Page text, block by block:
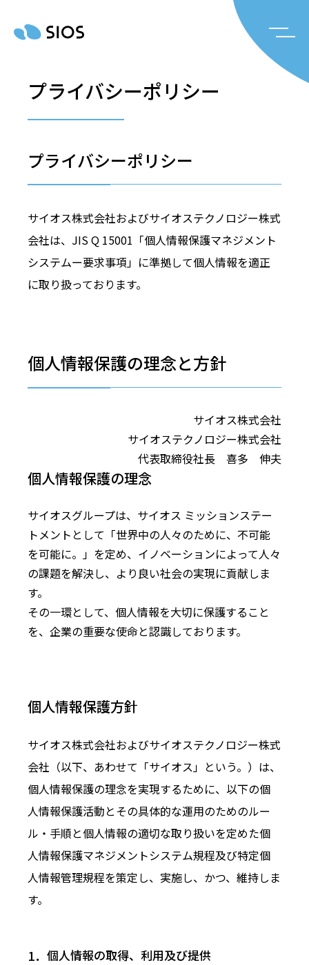
プライバシーポリシー
プライバシーポリシー
サイオス株式会社およびサイオステクノロジー株式
会社は、JIS Q 15001「個人情報保護マネジメント
システムー要求事項」に準拠して個人情報を適正
に取り扱っております。
個人情報保護の理念と方針
サイオス株式会社
サイオステクノロジー株式会社
代表取締役社長 喜多 伸夫
個人情報保護の理念
サイオスグループは、サイオス ミッションステー
トメントとして「世界中の人々のために、不可能
を可能に。」を定め、イノベーションによって人々
の課題を解決し、より良い社会の実現に貢献しま
す。
その一環として、個人情報を大切に保護すること
を、企業の重要な使命と認識しております。
個人情報保護方針
サイオス株式会社およびサイオステクノロジー株式
会社（以下、あわせて「サイオス」という。）は、
個人情報保護の理念を実現するために、以下の個
人情報保護活動とその具体的な運用のためのルー
ル・手順と個人情報の適切な取り扱いを定めた個
人情報保護マネジメントシステム規程及び特定個
人情報管理規程を策定し、実施し、かつ、維持しま
す。
個人情報の取得、利用及び提供